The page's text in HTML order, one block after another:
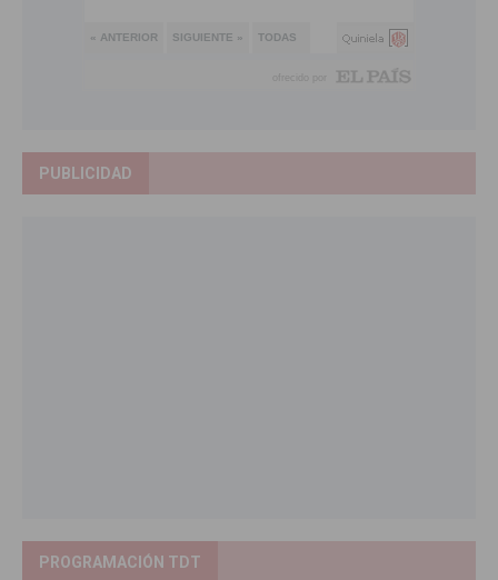
PUBLICIDAD
PROGRAMACIÓN TDT